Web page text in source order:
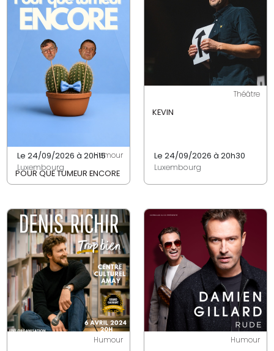
Humour
POUR QUE TUMEUR ENCORE
Le 24/09/2026 à 20h15
Luxembourg
Théâtre
KEVIN
Le 24/09/2026 à 20h30
Luxembourg
Humour Humour